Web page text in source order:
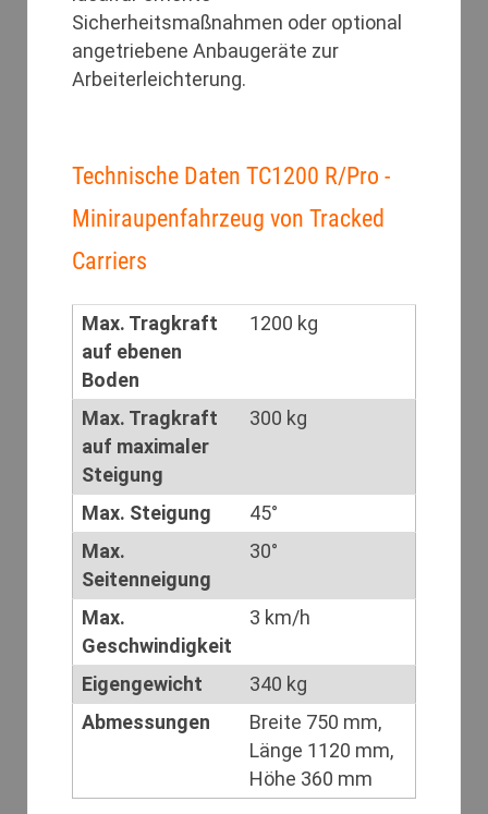
Sicherheitsmaßnahmen oder optional
angetriebene Anbaugeräte zur
Arbeiterleichterung.
Technische Daten TC1200 R/Pro -
Miniraupenfahrzeug von Tracked
Carriers
Max. Tragkraft
auf ebenen
Boden
1200 kg
Max. Tragkraft
auf maximaler
Steigung
300 kg
Max. Steigung
45°
Max.
Seitenneigung
30°
Max.
Geschwindigkeit
3 km/h
Eigengewicht
340 kg
Abmessungen
Breite 750 mm,
Länge 1120 mm,
Höhe 360 mm